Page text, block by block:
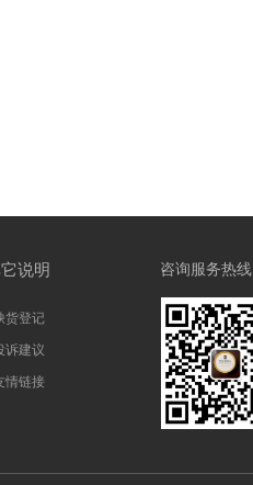
说明
货登记
诉建议
情链接
咨询服务热线